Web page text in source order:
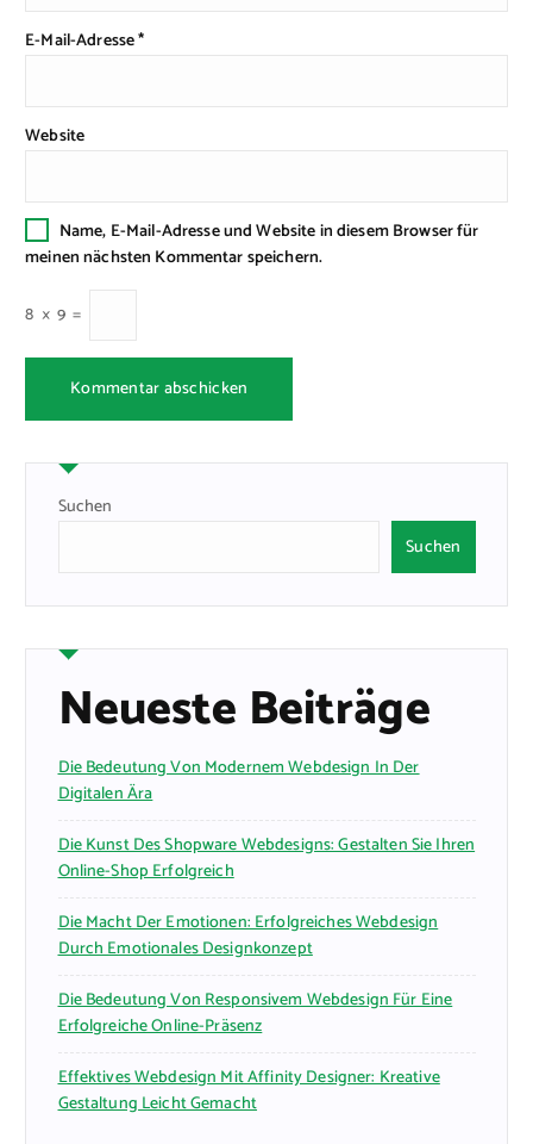
E-Mail-Adresse*
Website
Name, E-Mail-Adresse und Website in diesem Browser für
meinen nächsten Kommentar speichern.
8 × 9 =
Suchen
Suchen
Neueste Beiträge
Die Bedeutung Von Modernem Webdesign In Der
Digitalen Ära
Die Kunst Des Shopware Webdesigns: Gestalten Sie Ihren
Online-Shop Erfolgreich
Die Macht Der Emotionen: Erfolgreiches Webdesign
Durch Emotionales Designkonzept
Die Bedeutung Von Responsivem Webdesign Für Eine
Erfolgreiche Online-Präsenz
Effektives Webdesign Mit Affinity Designer: Kreative
Gestaltung Leicht Gemacht